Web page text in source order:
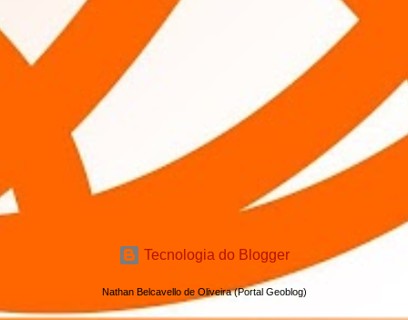
Tecnologia do Blogger
Nathan Belcavello de Oliveira (Portal Geoblog)